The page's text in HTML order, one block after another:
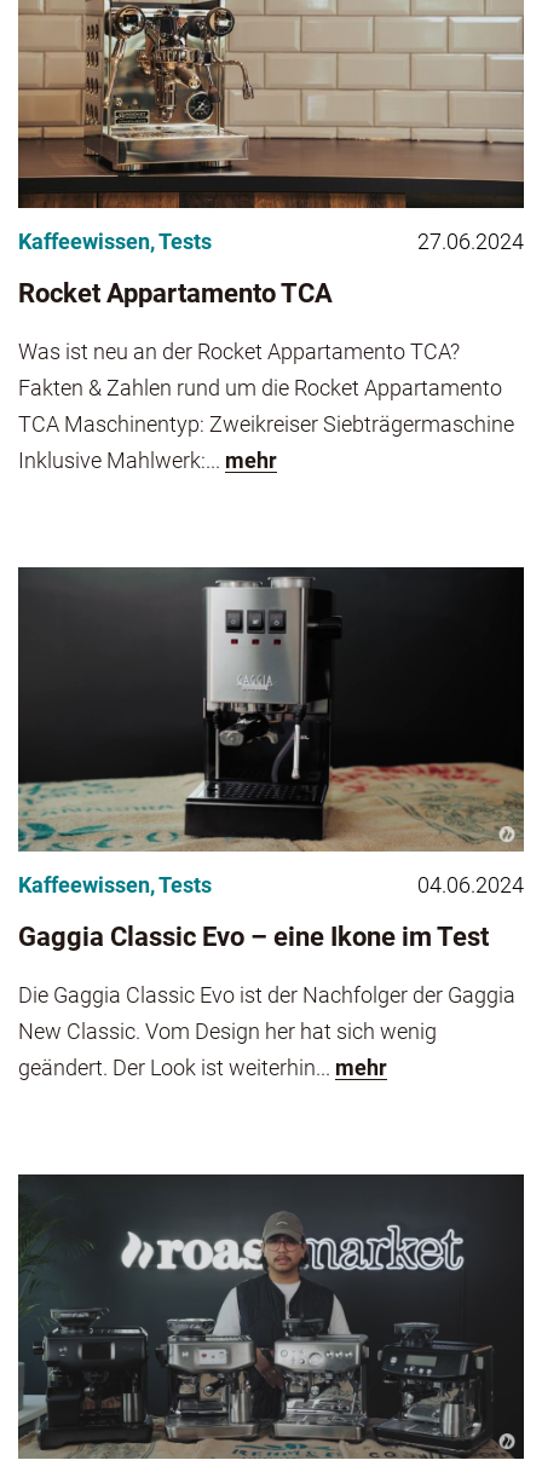
Kaffeewissen,Tests 27.06.2024
Rocket Appartamento TCA
Was ist neu an der Rocket Appartamento TCA?
Fakten & Zahlen rund um die Rocket Appartamento
TCA Maschinentyp: Zweikreiser Siebträgermaschine
Inklusive Mahlwerk:... mehr
Kaffeewissen,Tests 04.06.2024
Gaggia Classic Evo – eine Ikone im Test
Die Gaggia Classic Evo ist der Nachfolger der Gaggia
New Classic. Vom Design her hat sich wenig
geändert. Der Look ist weiterhin... mehr